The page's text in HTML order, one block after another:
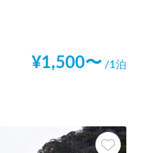
¥1,500〜 /1泊